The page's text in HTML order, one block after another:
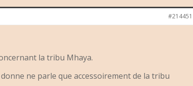
#214451
la tribu Mhaya.
ne parle que accessoirement de la tribu